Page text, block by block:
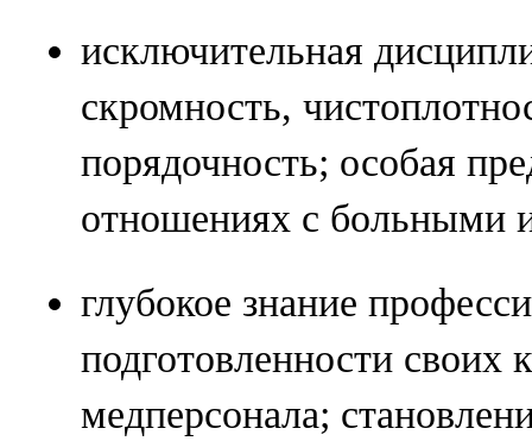
исключительная
скромность,
порядочность; особая
отношениях с больными
глубокое знание
подготовленности своих
медперсонала;